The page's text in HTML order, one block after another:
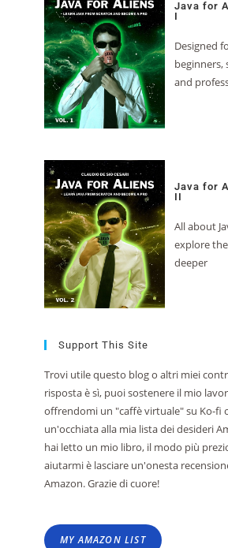
Java for
I
Designed
beginners,
and
Java for
II
All about
explore
deeper
Support This Site
Trovi utile questo blog o altri miei
risposta è sì, puoi sostenere il mio
offrendomi un "caffè virtuale" su Ko-fi
un'occhiata alla mia lista dei desideri
hai letto un mio libro, il modo più
aiutarmi è lasciare un'onesta
Amazon. Grazie di cuore!
MY AMAZON LIST